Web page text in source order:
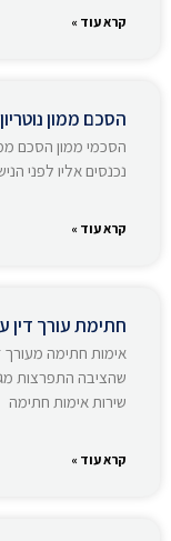
קרא עוד »
הסכם ממון
הסכמי ממון הסכם
נכנסים אליו לפני
קרא עוד »
חתימת עורך דין
אימות חתימה
שהציבה התפרצות
שירות אימות חתימה
קרא עוד »